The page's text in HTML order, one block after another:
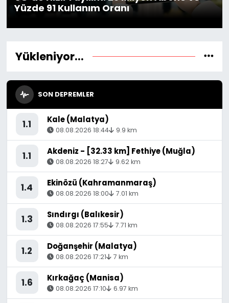
Yüzde 91 Kullanım Oranı
Yükleniyor...
SON DEPREMLER
1.1 Kale (Malatya)
08.08.2026 18:44 9.9 km
1.1 Akdeniz - [32.33 km] Fethiye (Muğla)
08.08.2026 18:27 9.62 km
1.4 Ekinözü (Kahramanmaraş)
08.08.2026 18:00 7.01 km
1.3 Sındırgı (Balıkesir)
08.08.2026 17:55 7.71 km
1.2 Doğanşehir (Malatya)
08.08.2026 17:21 7 km
1.6 Kırkağaç (Manisa)
08.08.2026 17:10 6.97 km
Gizlilik Sözleşmesi
İletişim